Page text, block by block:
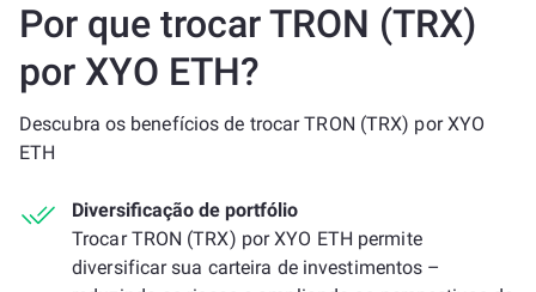
Por que trocar TRON (TRX)
por XYO ETH?
Descubra os benefícios de trocar TRON (TRX) por XYO
ETH
Diversificação de portfólio
Trocar TRON (TRX) por XYO ETH permite
diversificar sua carteira de investimentos –